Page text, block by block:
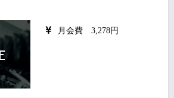
月会費 3,278円